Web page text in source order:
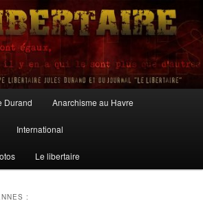
Durand Anarchisme au Havre
International
Le libertaire
: